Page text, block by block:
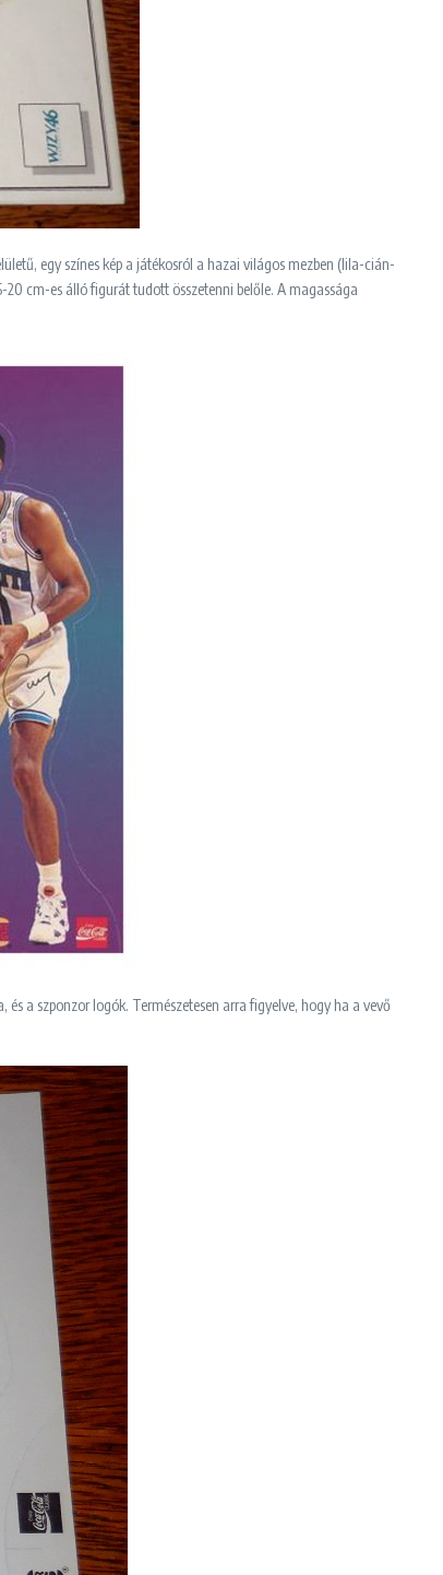
egy színes kép a játékosról a hazai világos mezben (lila-cián-
cm-es álló figurát tudott összetenni belőle. A magassága
a szponzor logók. Természetesen arra figyelve, hogy ha a vevő